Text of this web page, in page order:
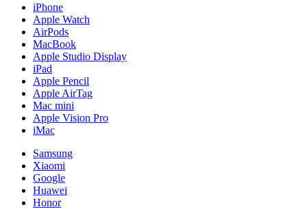
iPhone
Apple Watch
AirPods
MacBook
Apple Studio Display
iPad
Apple Pencil
Apple AirTag
Mac mini
Apple Vision Pro
iMac
Samsung
Xiaomi
Google
Huawei
Honor